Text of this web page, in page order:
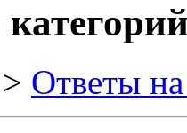
> Ответы